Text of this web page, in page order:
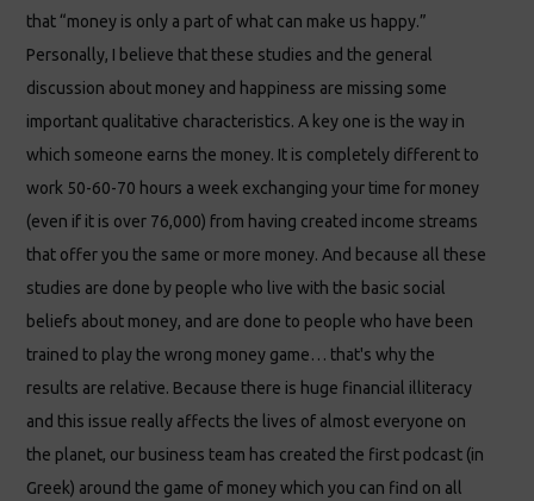
that “money is only a part of what can make us happy.”
Personally, I believe that these studies and the general
discussion about money and happiness are missing some
important qualitative characteristics. A key one is the way in
which someone earns the money. It is completely different to
work 50-60-70 hours a week exchanging your time for money
(even if it is over 76,000) from having created income streams
that offer you the same or more money. And because all these
studies are done by people who live with the basic social
beliefs about money, and are done to people who have been
trained to play the wrong money game… that's why the
results are relative. Because there is huge financial illiteracy
and this issue really affects the lives of almost everyone on
the planet, our business team has created the first podcast (in
Greek) around the game of money which you can find on all